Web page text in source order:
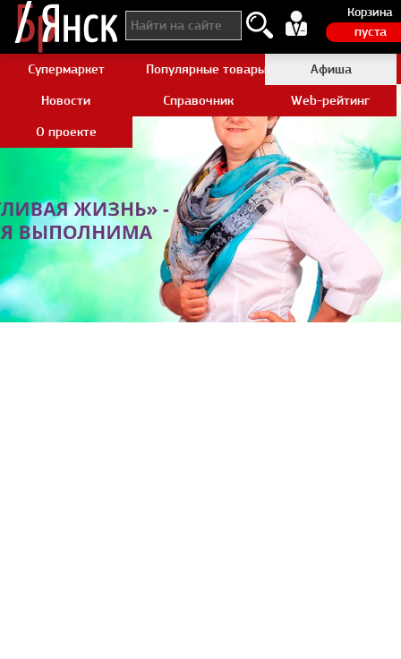
Корзина
пуста
Супермаркет Популярные товары AliexpressАфиша
Новости
Справочник
Web-рейтинг
О проекте